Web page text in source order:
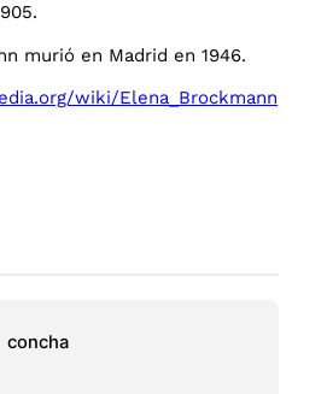
murió en Madrid en 1946.
wiki/Elena_Brockmann
concha